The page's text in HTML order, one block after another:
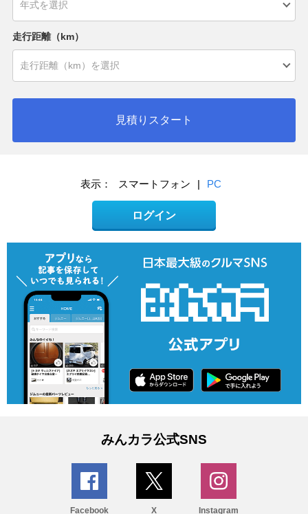
走行距離（km）
見積りスタート
表示： スマートフォン | PC
ログイン
みんカラ公式SNS
Facebook X Instagram